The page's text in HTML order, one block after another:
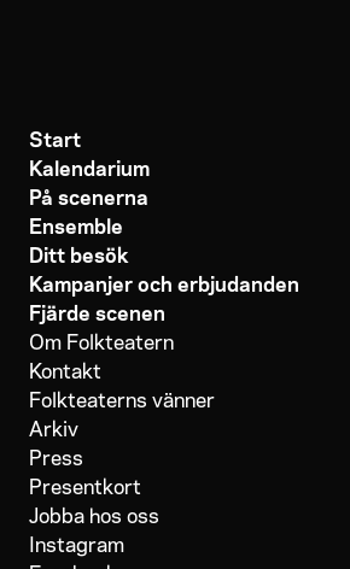
Start
Kalendarium
På scenerna
Ensemble
Ditt besök
Kampanjer och erbjudanden
Fjärde scenen
Om Folkteatern
Kontakt
Folkteaterns vänner
Arkiv
Press
Presentkort
Jobba hos oss
Instagram